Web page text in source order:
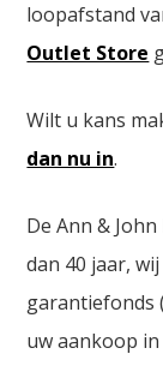
loopafstand
Outlet Store
Wilt u kans
dan nu in.
De Ann &
dan 40 jaar,
garantiefonds
uw aankoop